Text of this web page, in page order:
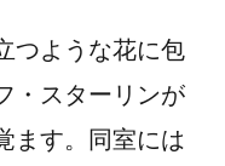
つような花に包
・スターリンが
ます。同室には